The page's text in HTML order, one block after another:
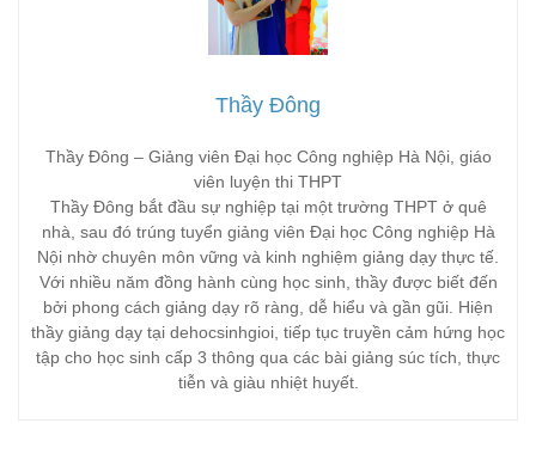
Thầy Đông
Thầy Đông – Giảng viên Đại học Công nghiệp Hà Nội, giáo
viên luyện thi THPT
Thầy Đông bắt đầu sự nghiệp tại một trường THPT ở quê
nhà, sau đó trúng tuyển giảng viên Đại học Công nghiệp Hà
Nội nhờ chuyên môn vững và kinh nghiệm giảng dạy thực tế.
Với nhiều năm đồng hành cùng học sinh, thầy được biết đến
bởi phong cách giảng dạy rõ ràng, dễ hiểu và gần gũi. Hiện
thầy giảng dạy tại dehocsinhgioi, tiếp tục truyền cảm hứng học
tập cho học sinh cấp 3 thông qua các bài giảng súc tích, thực
tiễn và giàu nhiệt huyết.